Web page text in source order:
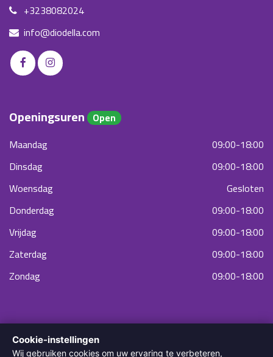
+3238082024
info@diodella.com
Openingsuren Open
Maandag
09:00-18:00
Dinsdag
09:00-18:00
Woensdag
Gesloten
Donderdag
09:00-18:00
Vrijdag
09:00-18:00
Zaterdag
09:00-18:00
Zondag
09:00-18:00
Cookie-instellingen
Wij gebruiken cookies om uw ervaring te verbeteren,